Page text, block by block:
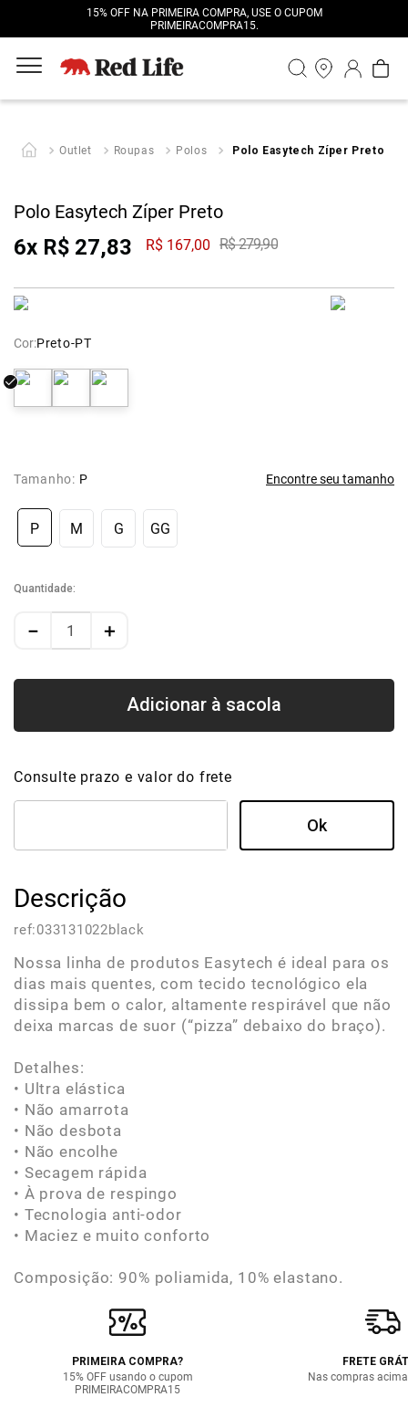
15% OFF NA PRIMEIRA COMPRA, USE O CUPOM
PRIMEIRACOMPRA15.
Outlet Roupas Polos Polo Easytech Zíper Preto
Polo Easytech Zíper Preto
6x R$ 27,83 R$ 167,00 R$279,90
Cor:Preto-PT
Tamanho: P Encontre seu tamanho
P M G GG
Quantidade
＋
－
Consulte prazo e valor do frete
Descrição
ref:033131022black
Nossa linha de produtos Easytech é ideal para os
dias mais quentes, com tecido tecnológico ela
dissipa bem o calor, altamente respirável que não
deixa marcas de suor (“pizza” debaixo do braço).
Detalhes:
• Ultra elástica
• Não amarrota
• Não desbota
• Não encolhe
• Secagem rápida
• À prova de respingo
• Tecnologia anti-odor
• Maciez e muito conforto
Composição: 90% poliamida, 10% elastano.
PRIMEIRA COMPRA?
15% OFF usando o cupom
PRIMEIRACOMPRA15
FRETE
Nas compras